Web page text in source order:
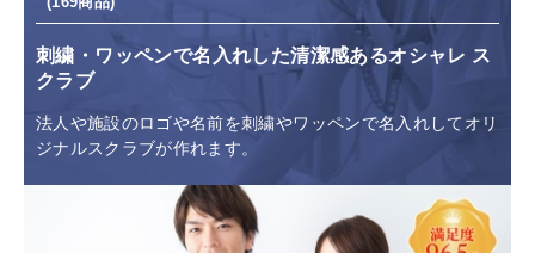
刺繍・ワッペンで名入れした清潔感あるオシャレ ス
クラブ
法人や施設のロゴや名前を刺繍やワッペンで名入れしてオリ
ジナルスクラブが作れます。